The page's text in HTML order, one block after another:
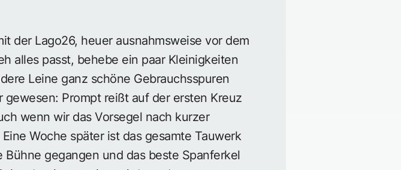
der Lago26, heuer ausnahmsweise vor dem
alles passt, behebe ein paar Kleinigkeiten
Leine ganz schöne Gebrauchsspuren
Prompt reißt auf der ersten Kreuz
wenn wir das Vorsegel nach kurzer
Woche später ist das gesamte Tauwerk
gegangen und das beste Spanferkel